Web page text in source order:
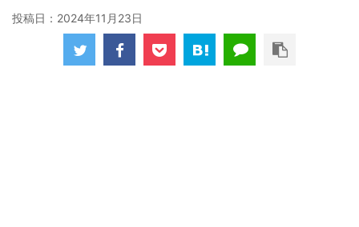
投稿日： 2024年11月23日